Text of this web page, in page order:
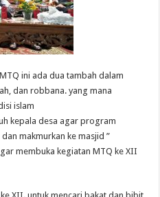
ini ada dua tambah dalam
dan robbana. yang mana
islam
kepala desa agar program
makmurkan ke masjid ”
membuka kegiatan MTQ ke XII